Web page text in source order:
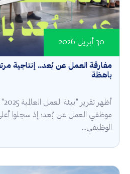
مفارقة العمل عن بُعد.. إنتاجية
باهظة
30 أبريل 2026
موظفي العمل عن بُعد؛ إذ سجلوا
الوظيفي...